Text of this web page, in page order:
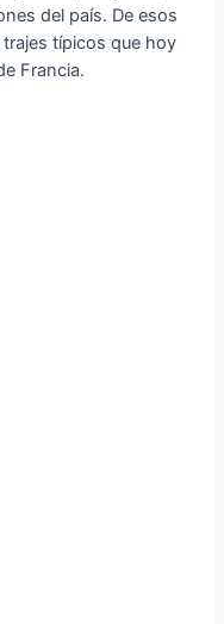
del país. De esos
típicos que hoy
Francia.